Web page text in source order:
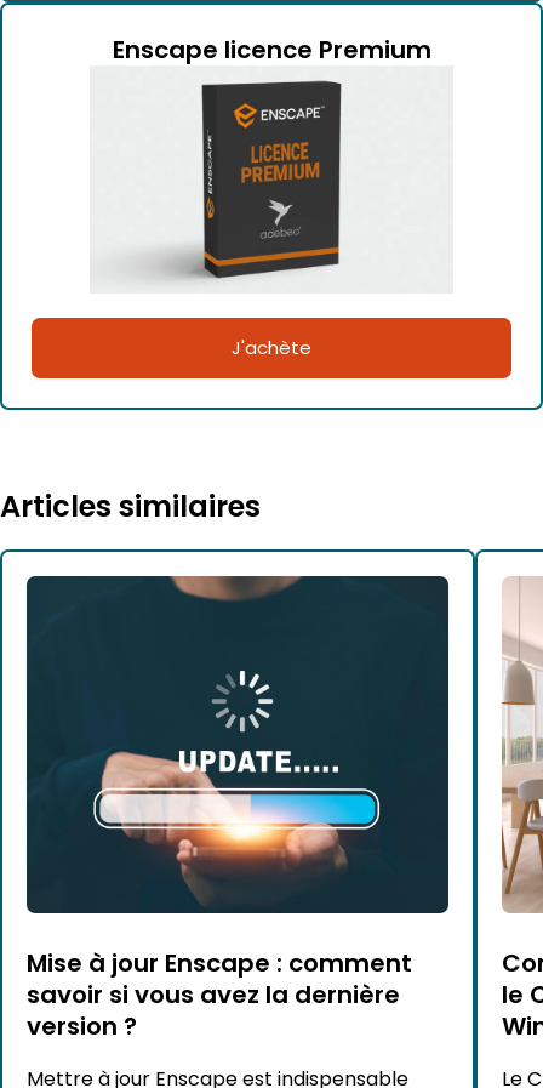
Enscape licence Premium
J'achète
Articles similaires
Mise à jour Enscape : comment
savoir si vous avez la dernière
version ?
Mettre à jour Enscape est indispensable
le
Le